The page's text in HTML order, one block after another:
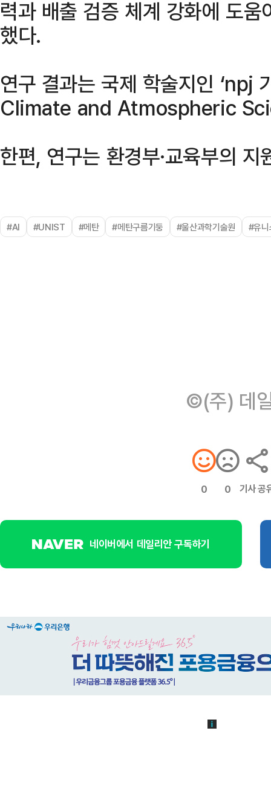
력과 배출 검증 체계 강화에 도
했다.
연구 결과는 국제 학술지인 ‘npj
Climate and Atmospheric
한편, 연구는 환경부·교육부의
#AI #UNIST #메탄 #메탄구름기둥 #울산과학기술원 #유니
©(주) 데
0 0 기사 공
네이버에서 데일리안 구독하기